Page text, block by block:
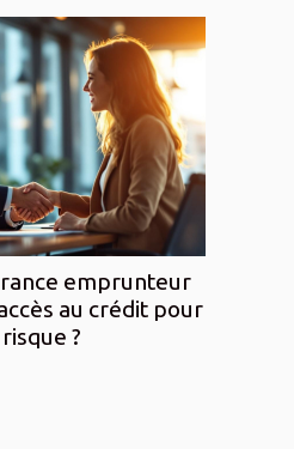
emprunteur
au crédit pour
?